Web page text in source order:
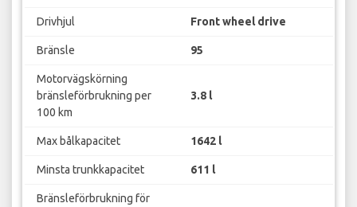
Drivhjul Front wheel drive
Bränsle 95
Motorvägskörning
bränsleförbrukning per
100 km
3.8 l
Max bålkapacitet 1642 l
Minsta trunkkapacitet 611 l
Bränsleförbrukning för